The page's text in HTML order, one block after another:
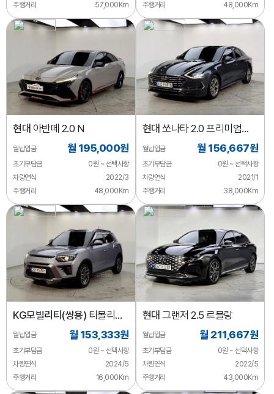
주행거리
57,000Km
주행거리
48,000Km
현대 아반떼 2.0 N
월납입금 월 195,000원
초기부담금
0원 ~ 선택사항
차량연식
2022/3
주행거리
48,000Km
현대 쏘나타 2.0 프리미엄
패밀리
월납입금 월 156,667원
초기부담금
0원 ~ 선택사항
차량연식
2021/1
주행거리
38,000Km
KG모빌리티(쌍용) 티볼리
2WD 가솔린 1.6
월납입금 월 153,333원
초기부담금
0원 ~ 선택사항
차량연식
2024/5
주행거리
16,000Km
현대 그랜저 2.5 르블랑
월납입금 월 211,667원
초기부담금
0원 ~ 선택사항
차량연식
2022/5
주행거리
43,000Km